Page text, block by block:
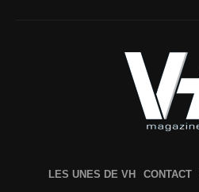
LES UNES DE VH CONTACT